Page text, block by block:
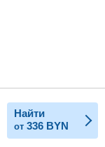
Найти
от 336 BYN